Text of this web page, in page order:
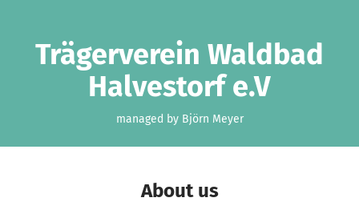
Trägerverein Waldbad
Halvestorf e.V
managed by Björn Meyer
About us